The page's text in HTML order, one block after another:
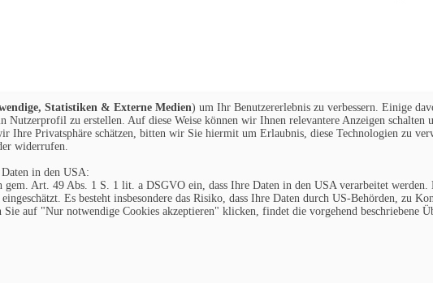
Statistiken & Externe Medien) um Ihr Benutzererlebnis zu verbessern. Einige
Nutzerprofil zu erstellen. Auf diese Weise können wir Ihnen relevantere Anzeigen
Ihre Privatsphäre schätzen, bitten wir Sie hiermit um Erlaubnis, diese Technologien zu
widerrufen.
in den USA:
Art. 49 Abs. 1 S. 1 lit. a DSGVO ein, dass Ihre Daten in den USA verarbeitet
Es besteht insbesondere das Risiko, dass Ihre Daten durch US-Behörden, zu
auf "Nur notwendige Cookies akzeptieren" klicken, findet die vorgehend beschriebene